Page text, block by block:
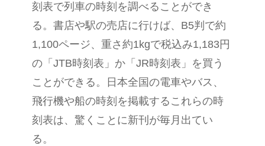
刻表で列車の時刻を調べることができ
る。書店や駅の売店に行けば、B5判で約
1,100ページ、重さ約1kgで税込み1,183円
の「JTB時刻表」か「JR時刻表」を買う
ことができる。日本全国の電車やバス、
飛行機や船の時刻を掲載するこれらの時
刻表は、驚くことに新刊が毎月出てい
る。